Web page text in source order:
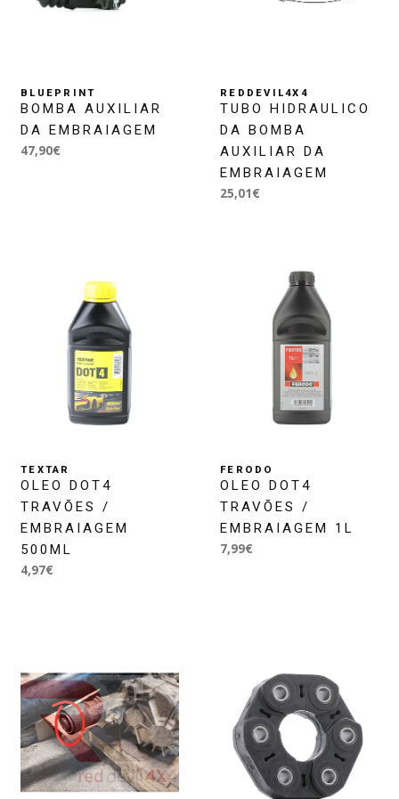
BLUEPRINT
BOMBA AUXILIAR
DA EMBRAIAGEM
47,90€
REDDEVIL4X4
TUBO HIDRAULICO
DA BOMBA
AUXILIAR DA
EMBRAIAGEM
25,01€
TEXTAR
OLEO DOT4
TRAVÕES /
EMBRAIAGEM
500ML
4,97€
FERODO
OLEO DOT4
TRAVÕES /
EMBRAIAGEM 1L
7,99€